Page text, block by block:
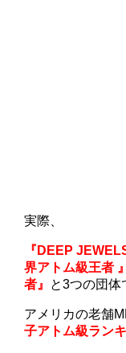
実際、
『DEEP
界アトム級王者
者』 と3つの団体
アメリカの老舗
子アトム級ラン